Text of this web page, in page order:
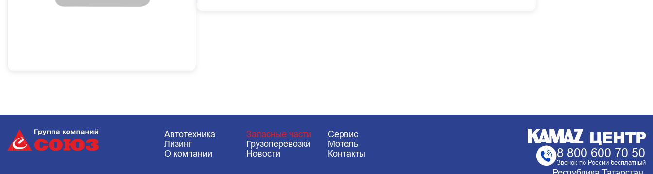
Автотехника Запасные части
Сервис
Лизинг
Грузоперевозки
Мотель
О компании
Новости Контакты 8 800 600 70 50
Звонок по России бесплатный